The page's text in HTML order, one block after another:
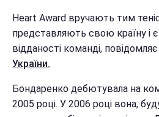
Heart Аward вручають тим
представляють свою країну і
відданості команді, повідомляє
України.
Бондаренко дебютувала на
2005 році. У 2006 році вона,